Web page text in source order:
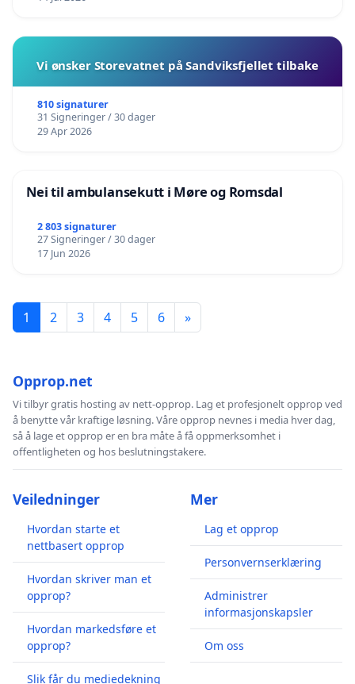
Vi ønsker Storevatnet på Sandviksfjellet tilbake
810 signaturer
31 Signeringer / 30 dager
29 Apr 2026
Nei til ambulansekutt i Møre og Romsdal
2 803 signaturer
27 Signeringer / 30 dager
17 Jun 2026
1 2 3 4 5 6 »
Opprop.net
Vi tilbyr gratis hosting av nett-opprop. Lag et profesjonelt opprop ved
å benytte vår kraftige løsning. Våre opprop nevnes i media hver dag,
så å lage et opprop er en bra måte å få oppmerksomhet i
offentligheten og hos beslutningstakere.
Veiledninger
Hvordan starte et
nettbasert opprop
Hvordan skriver man et
opprop?
Hvordan markedsføre et
opprop?
Slik får du mediedekning
Mer
Lag et opprop
Personvernserklæring
Administrer
informasjonskapsler
Om oss